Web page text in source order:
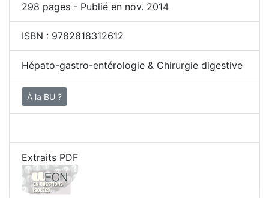
298 pages - Publié en nov. 2014
ISBN : 9782818312612
Hépato-gastro-entérologie & Chirurgie digestive
À la BU ?
Extraits PDF